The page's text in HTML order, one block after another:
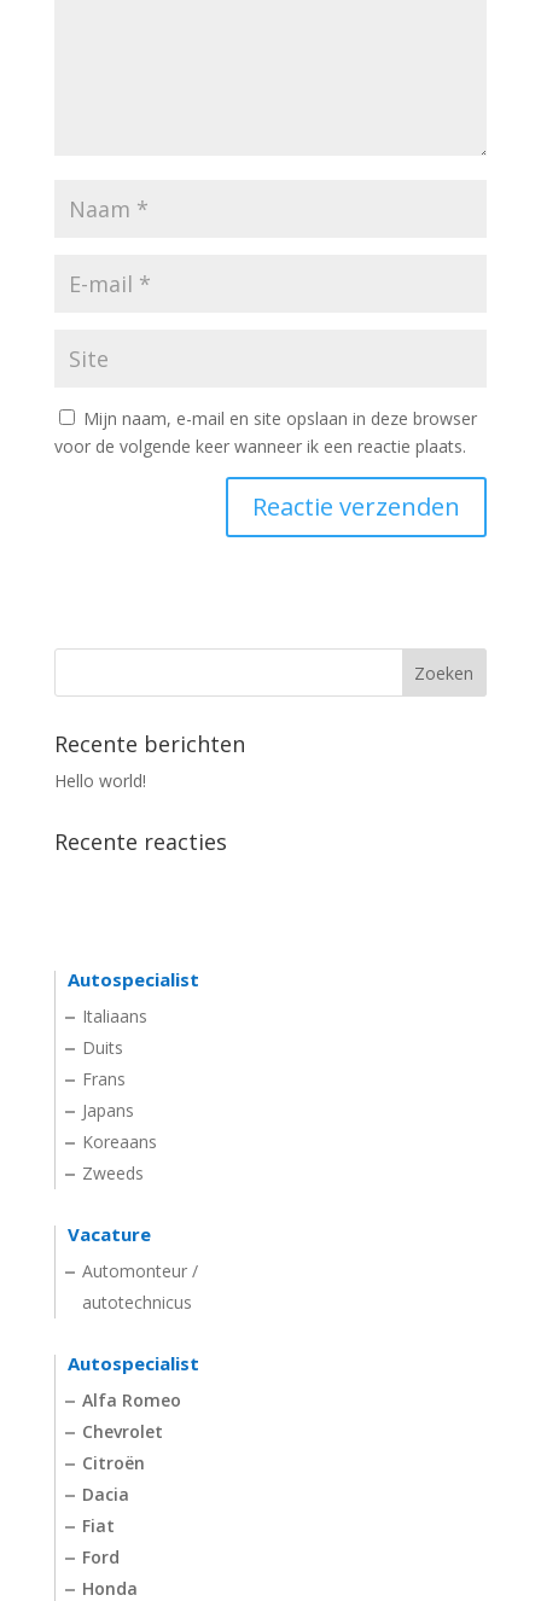
Mijn naam, e-mail en site opslaan in deze browser
voor de volgende keer wanneer ik een reactie plaats.
Recente berichten
Hello world!
Recente reacties
Autospecialist
Italiaans
Duits
Frans
Japans
Koreaans
Zweeds
Vacature
Automonteur /
autotechnicus
Autospecialist
Alfa Romeo
Chevrolet
Citroën
Dacia
Fiat
Ford
Honda